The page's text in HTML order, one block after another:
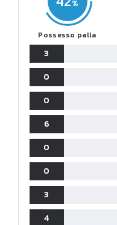
Possesso palla
3
0
0
6
0
0
3
4